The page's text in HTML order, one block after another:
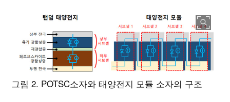
그림 2. POTSC소자와 태양전지 모듈 소자의 구조